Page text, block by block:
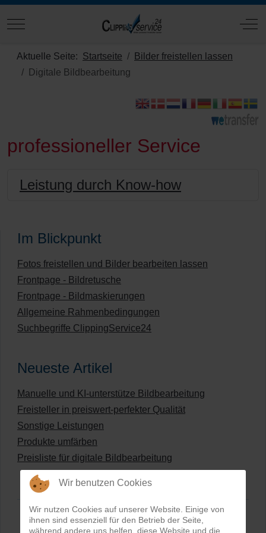
Mobile Menu Toggle Off-
Aktuelle Seite: Startseite
Bilder freistellen lassen
Digitale Bildbearbeitung
professioneller Service
Leistung durch Know-how
Im Blickpunkt
Fotos freistellen und Bilder bearbeiten lassen
Frontpage - Bildretusche
Frontpage - Bildmaskierungen
Allgemeine Rahmenbedingungen
Suchbegriffe ClippingService24
Neueste Artikel
Manuelle und KI-unterstütze Bildbearbeitung
Freisteller in preiswert-perfekter Qualität
Sonstige Leistungen
Produkte umfärben
Preisliste für digitale Bildbearbeitung
Wir benutzen Cookies
Wir nutzen Cookies auf unserer Website. Einige von
ihnen sind essenziell für den Betrieb der Seite,
während andere uns helfen, diese Website und die